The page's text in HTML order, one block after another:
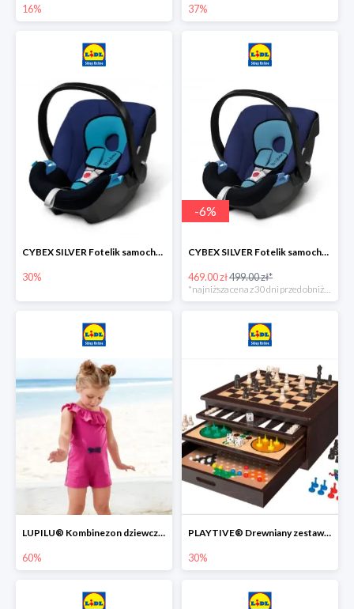
16% 37%
CYBEX SILVER Fotelik samochodowy -30%
30%
-6%
CYBEX SILVER Fotelik samochodowy + dostawa gratis!
469.00 zł499.00 zł*
*najniższa cena z 30 dni przed obniżką
LUPILU® Kombinezon dziewczęcy z bawełny
60%
PLAYTIVE® Drewniany zestaw gier 10 w 1
30%